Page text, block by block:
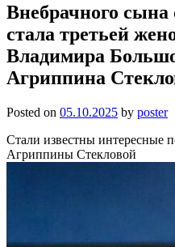
Внебрачного сына
стала третьей
Владимира
Агриппина
Posted on 05.10.2025 by poster
Стали известны интересные
Агриппины Стекловой